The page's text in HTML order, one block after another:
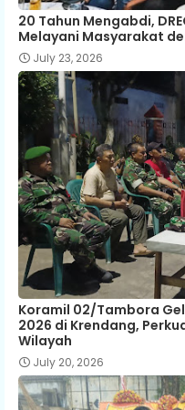
20 Tahun Mengabdi,
Melayani Masyarakat
July 23, 2026
Koramil 02/Tambora
2026 di Krendang,
Wilayah
July 20, 2026